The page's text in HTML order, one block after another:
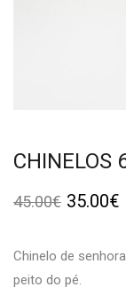
CHINELOS
45.00€ 35.00€
Chinelo de
peito do pé.